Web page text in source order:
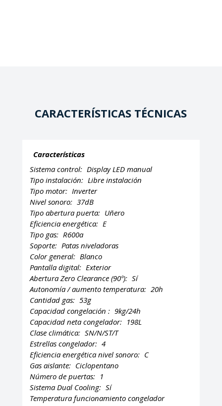
CARACTERÍSTICAS TÉCNICAS
Características
Sistema control: Display LED manual
Tipo instalación: Libre instalación
Tipo motor: Inverter
Nivel sonoro: 37dB
Tipo abertura puerta: Uñero
Eficiencia energética: E
Tipo gas: R600a
Soporte: Patas niveladoras
Color general: Blanco
Pantalla digital: Exterior
Abertura Zero Clearance (90º): Sí
Autonomía / aumento temperatura: 20h
Cantidad gas: 53g
Capacidad congelación : 9kg/24h
Capacidad neta congelador: 198L
Clase climática: SN/N/ST/T
Estrellas congelador: 4
Eficiencia energética nivel sonoro: C
Gas aislante: Ciclopentano
Número de puertas: 1
Sistema Dual Cooling: Sí
Temperatura funcionamiento congelador